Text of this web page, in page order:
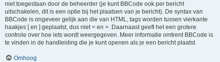
niet toegestaan door de beheerder (je kunt BBCode ook per bericht
uitschakelen, dit is een optie bij het plaatsen van je bericht). De syntax van
BBCode is ongeveer gelijk aan die van HTML, tags worden tussen vierkante
haakjes [ en ] geplaatst, dus niet < en >. Daarnaast geeft het een grotere
controle over hoe iets wordt weergegeven. Meer informatie omtrent BBCode is
te vinden in de handleiding die je kunt openen als je een bericht plaatst.
Omhoog